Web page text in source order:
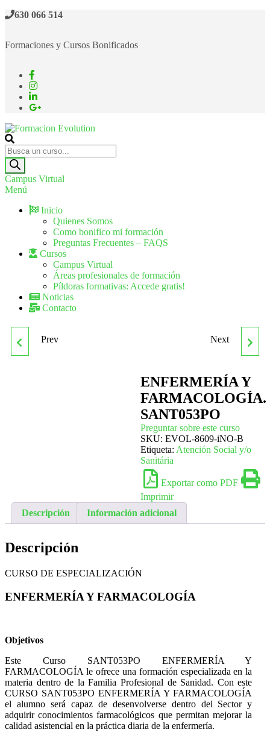
630 066 514
Formaciones y Cursos Bonificados
Formacion Evolution
Cursos de formación continua
Campus Virtual
Menú
Inicio
Quienes Somos
Como bonifico mi formación
Preguntas Frecuentes – FAQS
Cursos
Campus Virtual
Áreas profesionales de formación
Píldoras formativas: Accede gratis!
Noticias
Contacto
SANT008PO ATENCION
Prev SOPORTE VITAL BÁSICO
Next
ENFERMERÍA Y
FARMACOLOGÍA.
SANT053PO
Preguntar sobre este curso
SKU: EVOL-8609-iNO-B
Etiqueta: Atención Social y/o
Sanitária
Exportar como PDF
Imprimir
Descripción
Información adicional
Descripción
CURSO DE ESPECIALIZACIÓN
ENFERMERÍA Y FARMACOLOGÍA
Objetivos
Este Curso SANT053PO ENFERMERÍA Y
FARMACOLOGÍA le ofrece una formación especializada en la
materia dentro de la Familia Profesional de Sanidad. Con este
CURSO SANT053PO ENFERMERÍA Y FARMACOLOGÍA
el alumno será capaz de desenvolverse dentro del Sector y
adquirir conocimientos farmacológicos que permitan mejorar la
calidad asistencial en la práctica diaria de la enfermería.